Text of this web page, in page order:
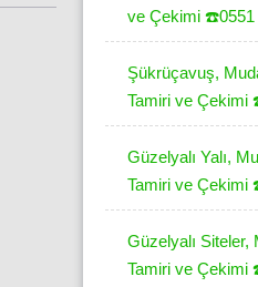
ve Çekimi ☎️0551
Şükrüçavuş,
Tamiri ve Çekimi
Güzelyalı Yalı,
Tamiri ve Çekimi
Güzelyalı Siteler,
Tamiri ve Çekimi